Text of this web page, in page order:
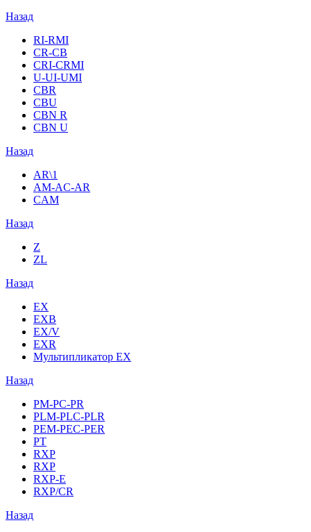
Назад
RI-RMI
CR-CB
СRI-СRMI
U-UI-UMI
CBR
CBU
CBN R
CBN U
Назад
AR\1
AM-AC-AR
CAM
Назад
Z
ZL
Назад
EX
EXB
EX/V
EXR
Мультипликатор EX
Назад
PM-PC-PR
PLM-PLC-PLR
PEM-PEC-PER
PT
RXP
RXP
RXP-E
RXP/CR
Назад